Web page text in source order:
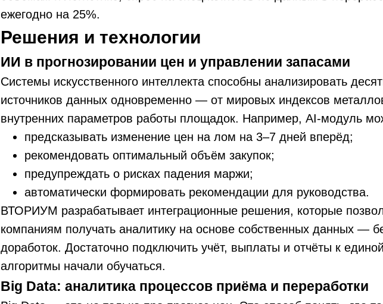
ежегодно на 25%.
Решения и технологии
ИИ в прогнозировании цен и управлении запасами
Системы искусственного интеллекта способны анализировать
источников данных одновременно — от мировых индексов
внутренних параметров работы площадок. Например, AI-модуль
предсказывать изменение цен на лом на 3–7 дней вперёд;
рекомендовать оптимальный объём закупок;
предупреждать о рисках падения маржи;
автоматически формировать рекомендации для руководства.
ВТОРИУМ разрабатывает интеграционные решения, которые
компаниям получать аналитику на основе собственных данных —
доработок. Достаточно подключить учёт, выплаты и отчёты к
алгоритмы начали обучаться.
Big Data: аналитика процессов приёма и переработки